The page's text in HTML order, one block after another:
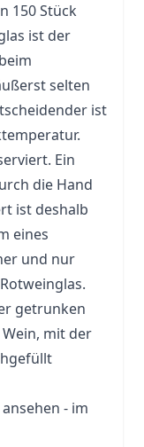
150 Stück
ist der
selten
ist
Ein
die Hand
ist deshalb
eines
und nur
getrunken
mit der
- im